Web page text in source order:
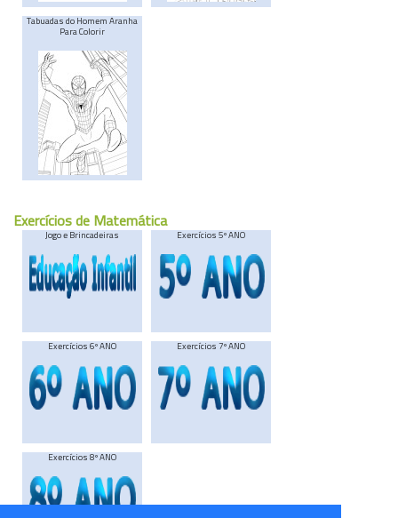
Tabuadas do Homem Aranha
Para Colorir
Exercícios de Matemática
Jogo e Brincadeiras Exercícios 5º ANO
Exercícios 6º ANO Exercícios 7º ANO
Exercícios 8º ANO